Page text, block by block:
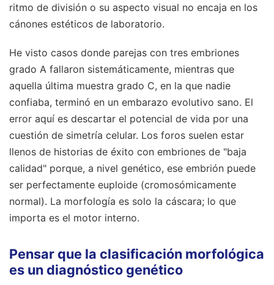
ritmo de división o su aspecto visual no encaja en los
cánones estéticos de laboratorio.
He visto casos donde parejas con tres embriones
grado A fallaron sistemáticamente, mientras que
aquella última muestra grado C, en la que nadie
confiaba, terminó en un embarazo evolutivo sano. El
error aquí es descartar el potencial de vida por una
cuestión de simetría celular. Los foros suelen estar
llenos de historias de éxito con embriones de "baja
calidad" porque, a nivel genético, ese embrión puede
ser perfectamente euploide (cromosómicamente
normal). La morfología es solo la cáscara; lo que
importa es el motor interno.
Pensar que la clasificación morfológica
es un diagnóstico genético